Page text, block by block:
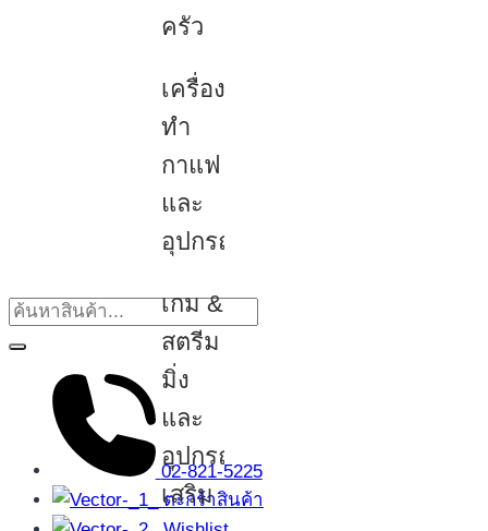
ครัว
เครื่อง
ทำ
กาแฟ
และ
อุปกรณ์
เกม &
สตรีม
มิ่ง
และ
อุปกรณ์
เสริม
02-821-5225
ตะกร้าสินค้า